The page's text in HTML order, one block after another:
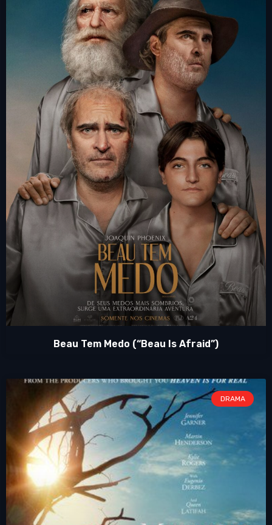
Beau Tem Medo (“Beau Is Afraid”)
DRAMA